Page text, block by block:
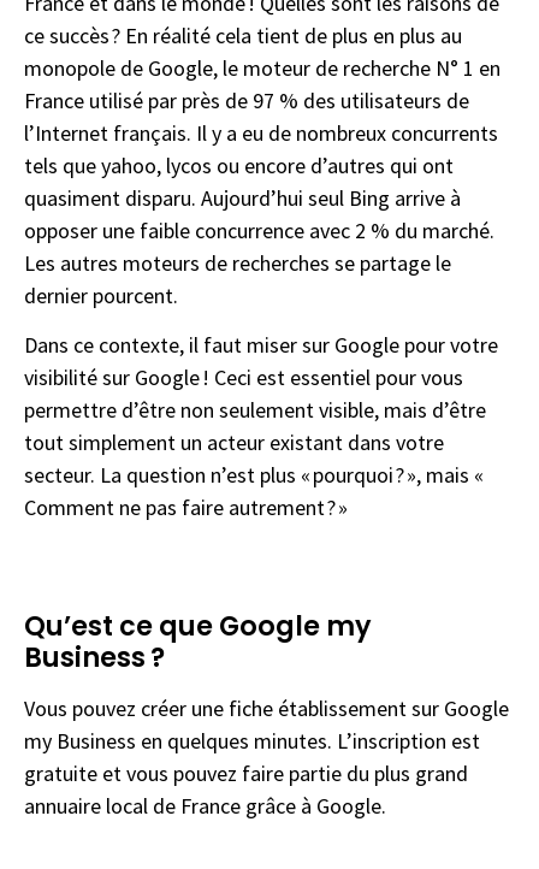
ce succès ? En réalité cela tient de plus en plus au
monopole de Google, le moteur de recherche N° 1 en
France utilisé par près de 97 % des utilisateurs de
l’Internet français. Il y a eu de nombreux concurrents
tels que yahoo, lycos ou encore d’autres qui ont
quasiment disparu. Aujourd’hui seul Bing arrive à
opposer une faible concurrence avec 2 % du marché.
Les autres moteurs de recherches se partage le
dernier pourcent.
Dans ce contexte, il faut miser sur Google pour votre
visibilité sur Google ! Ceci est essentiel pour vous
permettre d’être non seulement visible, mais d’être
tout simplement un acteur existant dans votre
secteur. La question n’est plus « pourquoi ? », mais «
Comment ne pas faire autrement ? »
Qu’est ce que Google my
Business ?
Vous pouvez créer une fiche établissement sur Google
my Business en quelques minutes. L’inscription est
gratuite et vous pouvez faire partie du plus grand
annuaire local de France grâce à Google.